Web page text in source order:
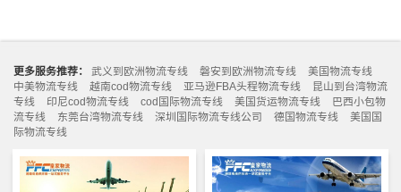
更多服务推荐： 武义到欧洲物流专线 磐安到欧洲物流专线
美国物流专线
中美物流专线
越南cod物流专线 亚马逊FBA头程物流专线
昆山到台湾物流
专线
印尼cod物流专线 cod国际物流专线 美国货运物流专线
巴西小包物
流专线
东莞台湾物流专线 深圳国际物流专线公司 德国物流专线
美国国
际物流专线